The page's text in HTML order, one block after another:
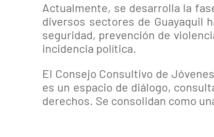
Actualmente, se desarrolla la
diversos sectores de Guayaquil
seguridad, prevención de
incidencia política.
El Consejo Consultivo de
es un espacio de diálogo,
derechos. Se consolidan como